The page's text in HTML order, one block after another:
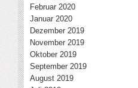
Februar 2020
Januar 2020
Dezember 2019
November 2019
Oktober 2019
September 2019
August 2019